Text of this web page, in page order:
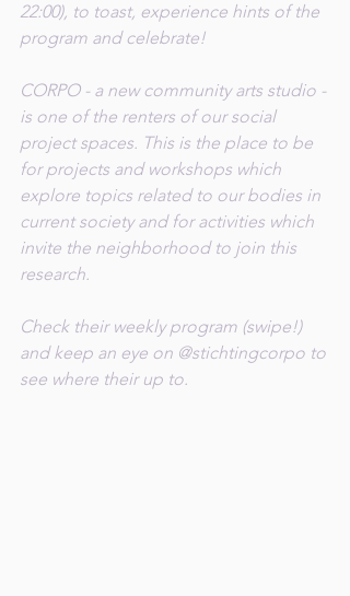
22:00), to toast, experience hints of the
program and celebrate!
CORPO - a new community arts studio -
is one of the renters of our social
project spaces. This is the place to be
for projects and workshops which
explore topics related to our bodies in
current society and for activities which
invite the neighborhood to join this
research.
Check their weekly program (swipe!)
and keep an eye on @stichtingcorpo to
see where their up to.